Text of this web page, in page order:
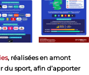
, réalisées en amont
du sport, afin d’apporter